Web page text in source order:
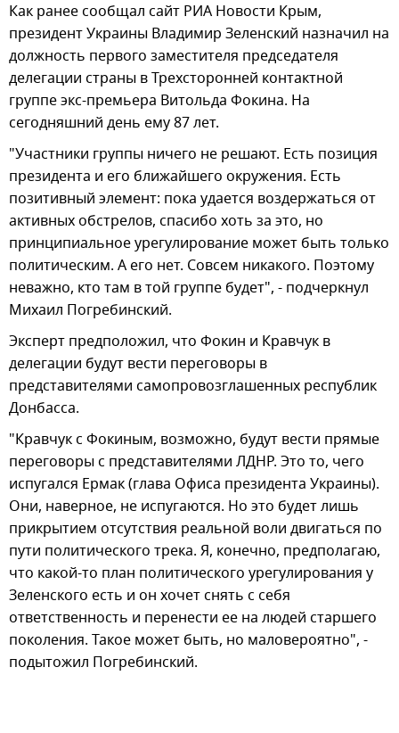
Как ранее сообщал сайт РИА Новости Крым,
президент Украины Владимир Зеленский назначил на
должность первого заместителя председателя
делегации страны в Трехсторонней контактной
группе экс-премьера Витольда Фокина. На
сегодняшний день ему 87 лет.
"Участники группы ничего не решают. Есть позиция
президента и его ближайшего окружения. Есть
позитивный элемент: пока удается воздержаться от
активных обстрелов, спасибо хоть за это, но
принципиальное урегулирование может быть только
политическим. А его нет. Совсем никакого. Поэтому
неважно, кто там в той группе будет", - подчеркнул
Михаил Погребинский.
Эксперт предположил, что Фокин и Кравчук в
делегации будут вести переговоры в
представителями самопровозглашенных республик
Донбасса.
"Кравчук с Фокиным, возможно, будут вести прямые
переговоры с представителями ЛДНР. Это то, чего
испугался Ермак (глава Офиса президента Украины).
Они, наверное, не испугаются. Но это будет лишь
прикрытием отсутствия реальной воли двигаться по
пути политического трека. Я, конечно, предполагаю,
что какой-то план политического урегулирования у
Зеленского есть и он хочет снять с себя
ответственность и перенести ее на людей старшего
поколения. Такое может быть, но маловероятно", -
подытожил Погребинский.